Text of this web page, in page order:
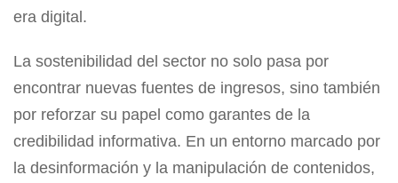
era digital.
La sostenibilidad del sector no solo pasa por
encontrar nuevas fuentes de ingresos, sino también
por reforzar su papel como garantes de la
credibilidad informativa. En un entorno marcado por
la desinformación y la manipulación de contenidos,